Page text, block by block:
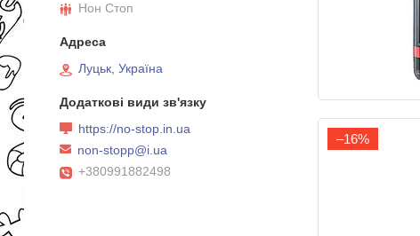
–16%
Нон Стоп
Луцьк, Україна
https://no-stop.in.ua
non-stopp@i.ua
+380991882498